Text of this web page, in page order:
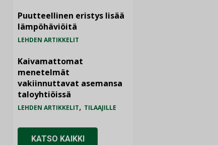
Puutteellinen eristys lisää
lämpöhäviöitä
LEHDEN ARTIKKELIT
Kaivamattomat
menetelmät
vakiinnuttavat asemansa
taloyhtiöissä
LEHDEN ARTIKKELIT, TILAAJILLE
KATSO KAIKKI